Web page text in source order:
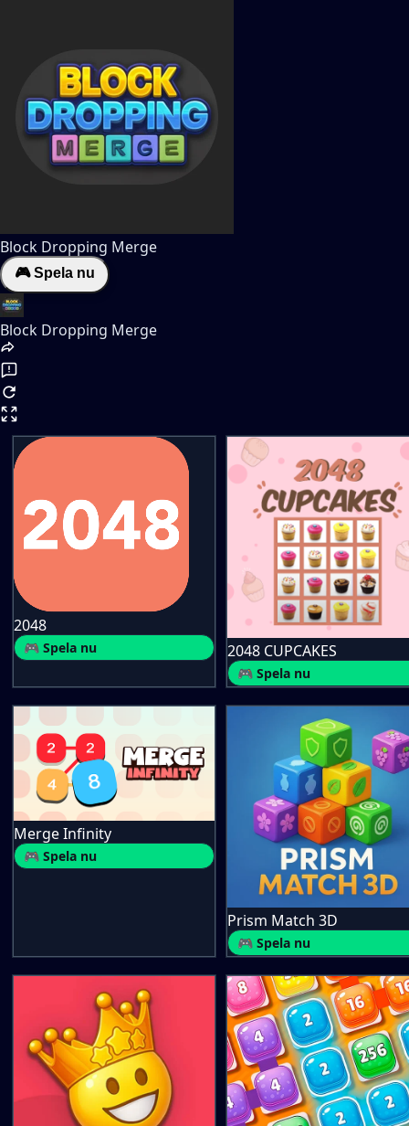
Block Dropping Merge
🎮 Spela nu
Block Dropping Merge
2048
🎮 Spela nu 2048 CUPCAKES
🎮 Spela nu
Merge Infinity
🎮 Spela nu
Prism Match 3D
🎮 Spela nu